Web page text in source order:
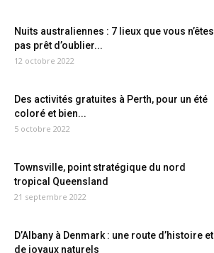
Nuits australiennes : 7 lieux que vous n’êtes
pas prêt d’oublier...
12 octobre 2022
Des activités gratuites à Perth, pour un été
coloré et bien...
5 octobre 2022
Townsville, point stratégique du nord
tropical Queensland
21 septembre 2022
D’Albany à Denmark : une route d’histoire et
de joyaux naturels